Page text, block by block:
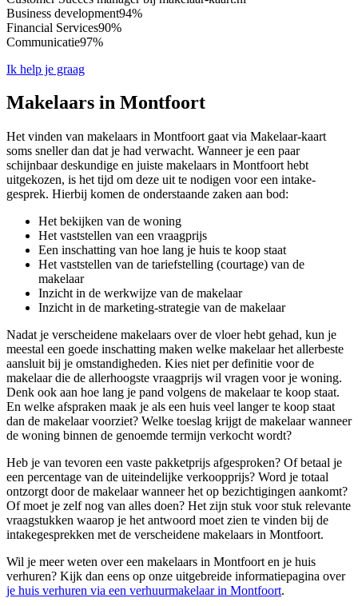
Business development94%
Financial Services90%
Communicatie97%
Ik help je graag
Makelaars in Montfoort
Het vinden van makelaars in Montfoort gaat via Makelaar-kaart
soms sneller dan dat je had verwacht. Wanneer je een paar
schijnbaar deskundige en juiste makelaars in Montfoort hebt
uitgekozen, is het tijd om deze uit te nodigen voor een intake-
gesprek. Hierbij komen de onderstaande zaken aan bod:
Het bekijken van de woning
Het vaststellen van een vraagprijs
Een inschatting van hoe lang je huis te koop staat
Het vaststellen van de tariefstelling (courtage) van de
makelaar
Inzicht in de werkwijze van de makelaar
Inzicht in de marketing-strategie van de makelaar
Nadat je verscheidene makelaars over de vloer hebt gehad, kun je
meestal een goede inschatting maken welke makelaar het allerbeste
aansluit bij je omstandigheden. Kies niet per definitie voor de
makelaar die de allerhoogste vraagprijs wil vragen voor je woning.
Denk ook aan hoe lang je pand volgens de makelaar te koop staat.
En welke afspraken maak je als een huis veel langer te koop staat
dan de makelaar voorziet? Welke toeslag krijgt de makelaar wanneer
de woning binnen de genoemde termijn verkocht wordt?
Heb je van tevoren een vaste pakketprijs afgesproken? Of betaal je
een percentage van de uiteindelijke verkoopprijs? Word je totaal
ontzorgt door de makelaar wanneer het op bezichtigingen aankomt?
Of moet je zelf nog van alles doen? Het zijn stuk voor stuk relevante
vraagstukken waarop je het antwoord moet zien te vinden bij de
intakegesprekken met de verscheidene makelaars in Montfoort.
Wil je meer weten over een makelaars in Montfoort en je huis
verhuren? Kijk dan eens op onze uitgebreide informatiepagina over
je huis verhuren via een verhuurmakelaar in Montfoort.